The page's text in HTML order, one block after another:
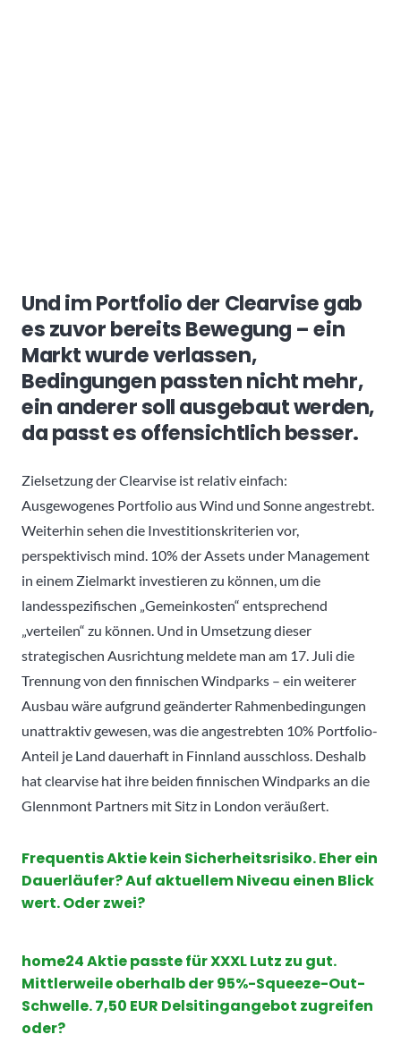
Und im Portfolio der Clearvise gab
es zuvor bereits Bewegung – ein
Markt wurde verlassen,
Bedingungen passten nicht mehr,
ein anderer soll ausgebaut werden,
da passt es offensichtlich besser.
Zielsetzung der Clearvise ist relativ einfach:
Ausgewogenes Portfolio aus Wind und Sonne angestrebt.
Weiterhin sehen die Investitionskriterien vor,
perspektivisch mind. 10% der Assets under Management
in einem Zielmarkt investieren zu können, um die
landesspezifischen „Gemeinkosten“ entsprechend
„verteilen“ zu können. Und in Umsetzung dieser
strategischen Ausrichtung meldete man am 17. Juli die
Trennung von den finnischen Windparks – ein weiterer
Ausbau wäre aufgrund geänderter Rahmenbedingungen
unattraktiv gewesen, was die angestrebten 10% Portfolio-
Anteil je Land dauerhaft in Finnland ausschloss. Deshalb
hat clearvise hat ihre beiden finnischen Windparks an die
Glennmont Partners mit Sitz in London veräußert.
Frequentis Aktie kein Sicherheitsrisiko. Eher ein
Dauerläufer? Auf aktuellem Niveau einen Blick
wert. Oder zwei?
home24 Aktie passte für XXXL Lutz zu gut.
Mittlerweile oberhalb der 95%-Squeeze-Out-
Schwelle. 7,50 EUR Delsitingangebot zugreifen
oder?